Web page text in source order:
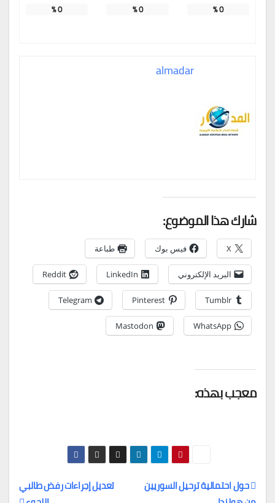
0
%
0
%
0
%
almadar
شارك هذا الموضوع:
X فيس بوك طباعة
البريد الإلكتروني LinkedIn
Reddit
Tumblr
Pinterest
Telegram
WhatsApp
Mastodon
معجب بهذه:
تعديل إجراءات رفض طالبي
حول احتمالية ترحيل السوريين